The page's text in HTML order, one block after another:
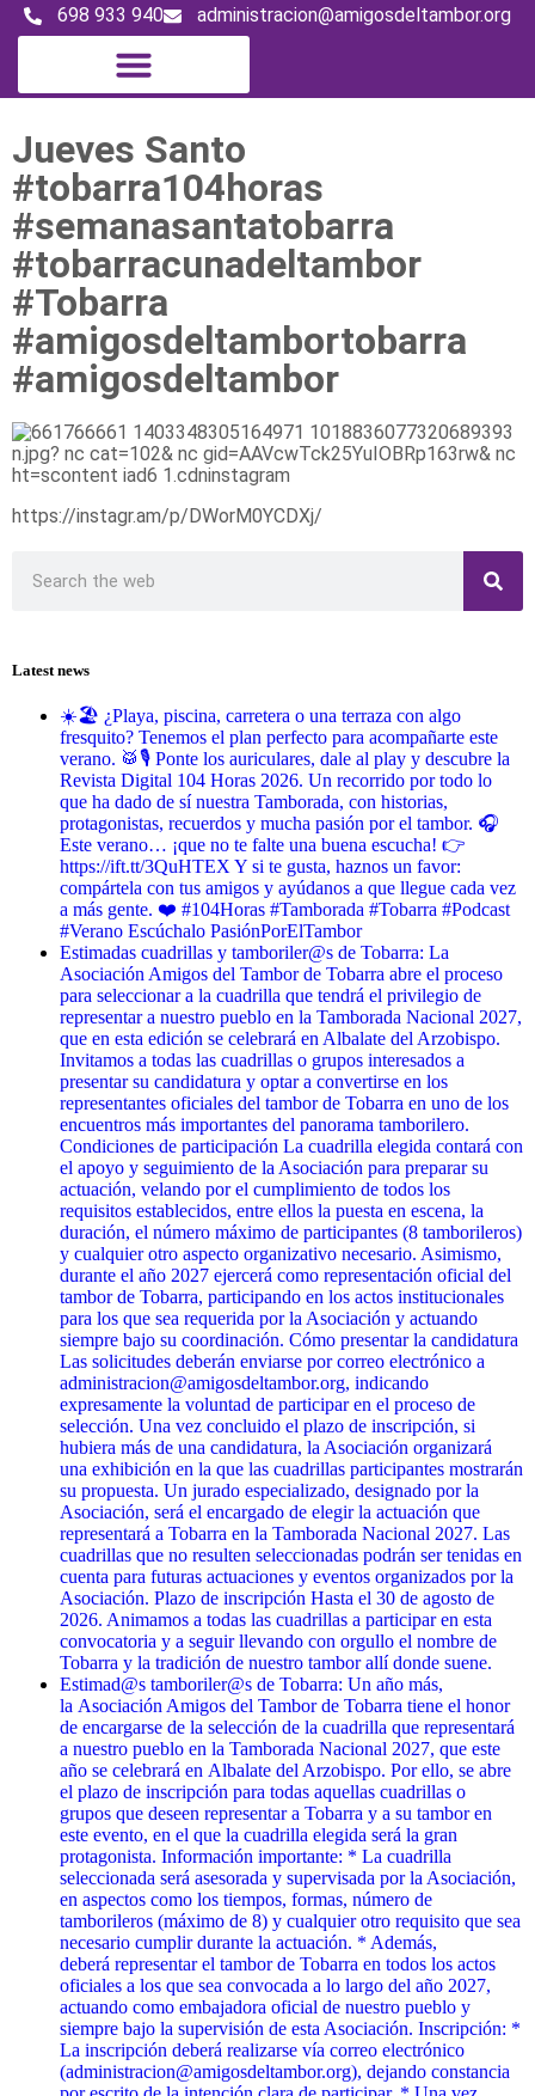
698 933 940 administracion@amigosdeltambor.org
Jueves Santo
#tobarra104horas
#semanasantatobarra
#tobarracunadeltambor
#Tobarra
#amigosdeltambortobarra
#amigosdeltambor
https://instagr.am/p/DWorM0YCDXj/
Latest news
☀️🏖️ ¿Playa, piscina, carretera o una terraza con algo
fresquito? Tenemos el plan perfecto para acompañarte este
verano. 🥁🎙️ Ponte los auriculares, dale al play y descubre la
Revista Digital 104 Horas 2026. Un recorrido por todo lo
que ha dado de sí nuestra Tamborada, con historias,
protagonistas, recuerdos y mucha pasión por el tambor. 🎧
Este verano… ¡que no te falte una buena escucha! 👉
https://ift.tt/3QuHTEX Y si te gusta, haznos un favor:
compártela con tus amigos y ayúdanos a que llegue cada vez
a más gente. ❤️ #104Horas #Tamborada #Tobarra #Podcast
#Verano Escúchalo PasiónPorElTambor
Estimadas cuadrillas y tamboriler@s de Tobarra: La
Asociación Amigos del Tambor de Tobarra abre el proceso
para seleccionar a la cuadrilla que tendrá el privilegio de
representar a nuestro pueblo en la Tamborada Nacional 2027,
que en esta edición se celebrará en Albalate del Arzobispo.
Invitamos a todas las cuadrillas o grupos interesados a
presentar su candidatura y optar a convertirse en los
representantes oficiales del tambor de Tobarra en uno de los
encuentros más importantes del panorama tamborilero.
Condiciones de participación La cuadrilla elegida contará con
el apoyo y seguimiento de la Asociación para preparar su
actuación, velando por el cumplimiento de todos los
requisitos establecidos, entre ellos la puesta en escena, la
duración, el número máximo de participantes (8 tamborileros)
y cualquier otro aspecto organizativo necesario. Asimismo,
durante el año 2027 ejercerá como representación oficial del
tambor de Tobarra, participando en los actos institucionales
para los que sea requerida por la Asociación y actuando
siempre bajo su coordinación. Cómo presentar la candidatura
Las solicitudes deberán enviarse por correo electrónico a
administracion@amigosdeltambor.org, indicando
expresamente la voluntad de participar en el proceso de
selección. Una vez concluido el plazo de inscripción, si
hubiera más de una candidatura, la Asociación organizará
una exhibición en la que las cuadrillas participantes mostrarán
su propuesta. Un jurado especializado, designado por la
Asociación, será el encargado de elegir la actuación que
representará a Tobarra en la Tamborada Nacional 2027. Las
cuadrillas que no resulten seleccionadas podrán ser tenidas en
cuenta para futuras actuaciones y eventos organizados por la
Asociación. Plazo de inscripción Hasta el 30 de agosto de
2026. Animamos a todas las cuadrillas a participar en esta
convocatoria y a seguir llevando con orgullo el nombre de
Tobarra y la tradición de nuestro tambor allí donde suene.
Estimad@s tamboriler@s de Tobarra: Un año más,
la Asociación Amigos del Tambor de Tobarra tiene el honor
de encargarse de la selección de la cuadrilla que representará
a nuestro pueblo en la Tamborada Nacional 2027, que este
año se celebrará en Albalate del Arzobispo. Por ello, se abre
el plazo de inscripción para todas aquellas cuadrillas o
grupos que deseen representar a Tobarra y a su tambor en
este evento, en el que la cuadrilla elegida será la gran
protagonista. Información importante: * La cuadrilla
seleccionada será asesorada y supervisada por la Asociación,
en aspectos como los tiempos, formas, número de
tamborileros (máximo de 8) y cualquier otro requisito que sea
necesario cumplir durante la actuación. * Además,
deberá representar el tambor de Tobarra en todos los actos
oficiales a los que sea convocada a lo largo del año 2027,
actuando como embajadora oficial de nuestro pueblo y
siempre bajo la supervisión de esta Asociación. Inscripción: *
La inscripción deberá realizarse vía correo electrónico
(administracion@amigosdeltambor.org), dejando constancia